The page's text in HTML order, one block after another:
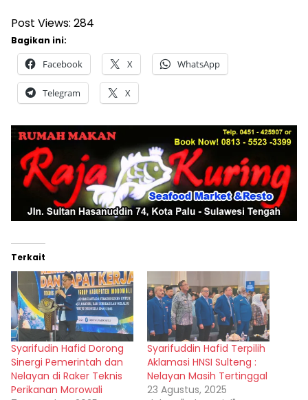
Post Views: 284
Bagikan ini:
Facebook X WhatsApp
Telegram X
Terkait
Syarifudin Hafid Dorong
Sinergi Pemerintah dan
Nelayan di Raker Teknis
Perikanan Morowali
Syarifuddin Hafid Terpilih
Aklamasi HNSI Sulteng :
Nelayan Masih Tertinggal
23 Agustus, 2025